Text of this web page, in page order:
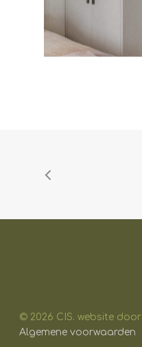
© 2026 CIS. website door
Algemene voorwaarden